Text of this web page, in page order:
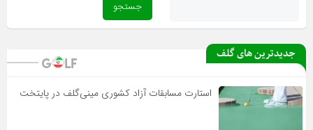
جدیدترین های گلف
استارت مسابقات آزاد کشوری مینی‌گلف در پایتخت